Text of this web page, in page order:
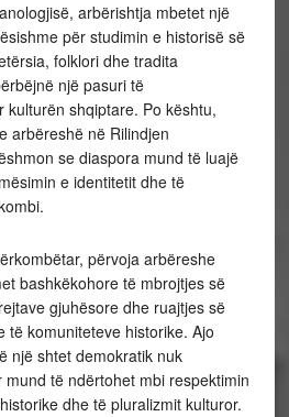
arbërishtja mbetet një
për studimin e historisë së
folklori dhe tradita
një pasuri të
kulturën shqiptare. Po kështu,
arbëreshë në Rilindjen
se diaspora mund të luajë
e identitetit dhe të
përvoja arbëreshe
bashkëkohore të mbrojtjes së
gjuhësore dhe ruajtjes së
të komuniteteve historike. Ajo
një shtet demokratik nuk
të ndërtohet mbi respektimin
dhe të pluralizmit kulturor.